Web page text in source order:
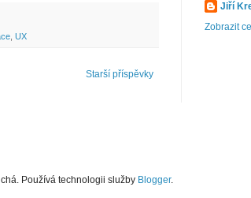
UX
Starší příspěvky
Jiří
Zobrazit
Používá technologii služby Blogger.